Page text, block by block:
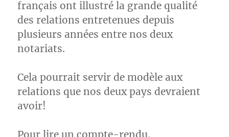
français ont illustré la grande qualité
des relations entretenues depuis
plusieurs années entre nos deux
notariats.
Cela pourrait servir de modèle aux
relations que nos deux pays devraient
avoir!
Pour lire un compte-rendu.